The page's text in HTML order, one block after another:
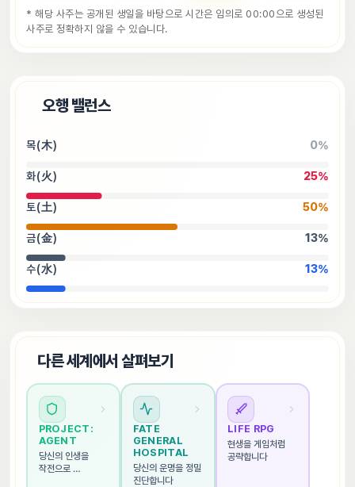
* 해당 사주는 공개된 생일을 바탕으로 시간은 임의로 00:00으로 생성된
사주로 정확하지 않을 수 있습니다.
오행 밸런스
목(木) 0%
화(火) 25%
토(土) 50%
금(金) 13%
수(水) 13%
다른 세계에서 살펴보기
PROJECT:
AGENT
당신의 인생을
작전으로
FATE
GENERAL
HOSPITAL
당신의 운명을 정밀
진단합니다
LIFE RPG
현생을 게임처럼
공략합니다